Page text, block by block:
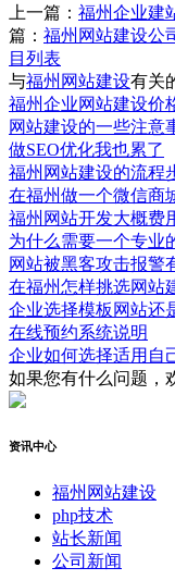
上一篇： 福州企业建
篇： 福州网站建设公
目列表
与福州网站建设有关
福州企业网站建设价
网站建设的一些注意
做SEO优化我也累了
福州网站建设的流程
在福州做一个微信商
福州网站开发大概费
为什么需要一个专业
网站被黑客攻击报警
在福州怎样挑选网站
企业选择模板网站还
在线预约系统说明
企业如何选择适用自
如果您有什么问题，
资讯中心
福州网站建设
php技术
站长新闻
公司新闻